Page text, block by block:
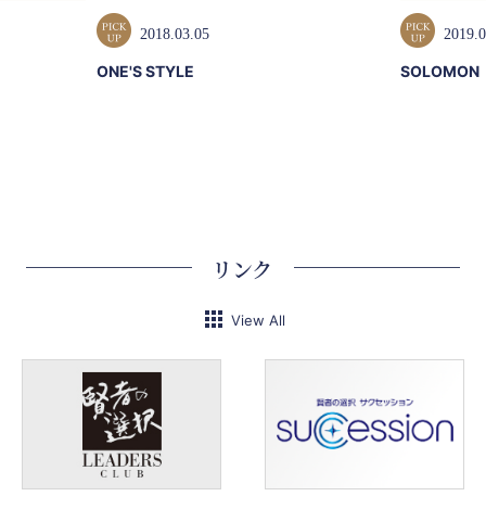
2018.03.05
ONE'S STYLE SOLOMON
リンク
View All